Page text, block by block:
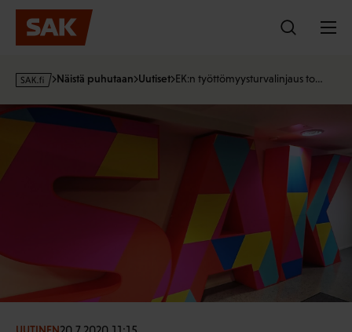
Hyppää
sisältöön
s
k
Näistä puhutaan Uutiset EK:n työttömyysturvalinjaus to…